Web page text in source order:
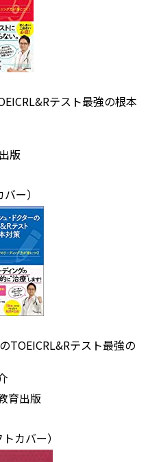
テスト最強の根本
版
ー）
TOEICRL&Rテスト最強の
育出版
カバー）